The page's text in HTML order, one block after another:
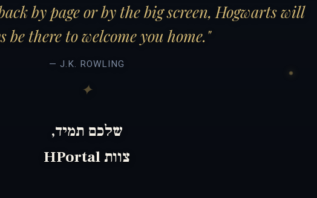
by page or by the big screen, Hogwarts will
be there to welcome you home."
— J.K. ROWLING
שלכם תמיד,
צוות HPortal